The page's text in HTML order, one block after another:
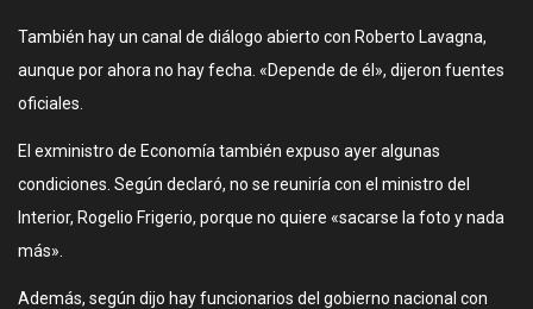
También hay un canal de diálogo abierto con Roberto Lavagna,
aunque por ahora no hay fecha. «Depende de él», dijeron fuentes
oficiales.
El exministro de Economía también expuso ayer algunas
condiciones. Según declaró, no se reuniría con el ministro del
Interior, Rogelio Frigerio, porque no quiere «sacarse la foto y nada
más».
Además, según dijo hay funcionarios del gobierno nacional con